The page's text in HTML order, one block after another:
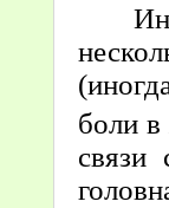
боли
связи